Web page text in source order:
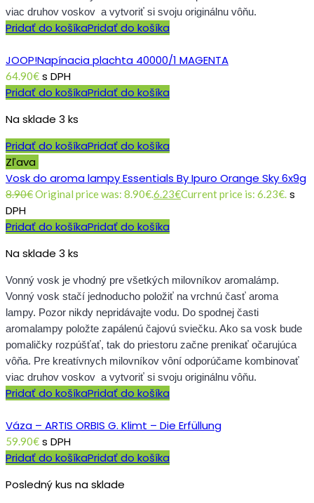
viac druhov voskov a vytvoriť si svoju originálnu vôňu.
Pridať do košíkaPridať do košíka
JOOP!Napínacia plachta 40000/1 MAGENTA
64.90€ s DPH
Pridať do košíkaPridať do košíka
Na sklade 3 ks
Pridať do košíkaPridať do košíka
Zľava
Vosk do aroma lampy Essentials By Ipuro Orange Sky 6x9g
8.90€Original price was: 8.90€.6.23€Current price is: 6.23€. s
DPH
Pridať do košíkaPridať do košíka
Na sklade 3 ks
Vonný vosk je vhodný pre všetkých milovníkov aromalámp.
Vonný vosk stačí jednoducho položiť na vrchnú časť aroma
lampy. Pozor nikdy nepridávajte vodu. Do spodnej časti
aromalampy položte zapálenú čajovú sviečku. Ako sa vosk bude
pomaličky rozpúšťať, tak do priestoru začne prenikať očarujúca
vôňa. Pre kreatívnych milovníkov vôní odporúčame kombinovať
viac druhov voskov a vytvoriť si svoju originálnu vôňu.
Pridať do košíkaPridať do košíka
Váza – ARTIS ORBIS G. Klimt – Die Erfüllung
59.90€ s DPH
Pridať do košíkaPridať do košíka
Posledný kus na sklade